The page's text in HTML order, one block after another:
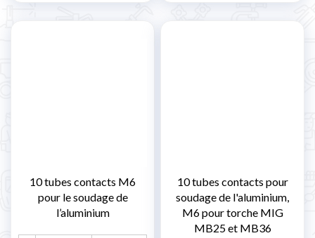
10 tubes contacts M6
pour le soudage de
l’aluminium
10 tubes contacts pour
soudage de l'aluminium,
M6 pour torche MIG
MB25 et MB36